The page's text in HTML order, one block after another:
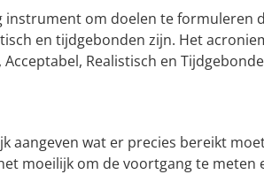
instrument om doelen te formuleren
en tijdgebonden zijn. Het
Realistisch en
aangeven wat er precies bereikt
moeilijk om de voortgang te meten